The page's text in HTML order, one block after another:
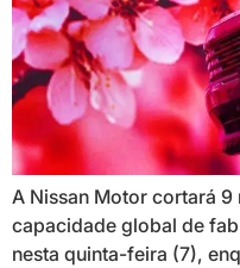
A Nissan Motor cortará
capacidade global de
nesta quinta-feira (7),